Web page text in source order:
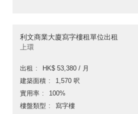
利文商業大廈寫字樓租單位出租
上環
出租
HK$ 53,380 / 月
建築面積
1,570 呎
實用率
100%
樓盤類型
寫字樓